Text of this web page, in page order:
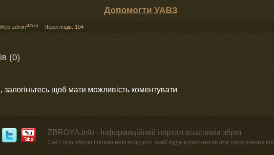
Допомогти УАВЗ
Web admin11497,2 Переглядів: 104
(0)
залогіньтесь щоб мати можливість коментувати
ZBROYA.info - Інформаційний портал власників зброї
Сайт про зброю і право нею володіти, який буде корисним як для досвідчених